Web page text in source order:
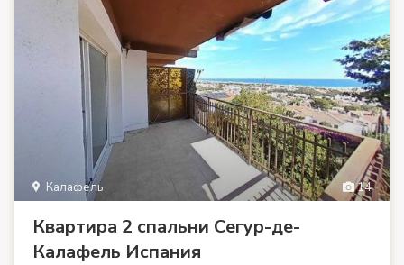
14
Калафель
Квартира 2 спальни Сегур-де-
Калафель Испания